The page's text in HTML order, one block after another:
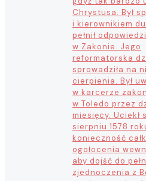
Chrystusa. Był
i kierownikiem
pełnił
w Zakonie. Jego
reformatorska
sprowadziła na
cierpienia. Był
w karcerze
w Toledo przez
miesięcy. Uciekł
sierpniu 1578
konieczność
ogołocenia
aby dojść do
zjednoczenia z